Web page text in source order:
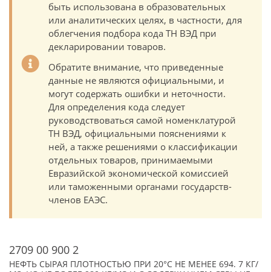
быть использована в образовательных
или аналитических целях, в частности, для
облегчения подбора кода ТН ВЭД при
декларировании товаров.
Обратите внимание, что приведенные
данные не являются официальными, и
могут содержать ошибки и неточности.
Для определения кода следует
руководствоваться самой номенклатурой
ТН ВЭД, официальными пояснениями к
ней, а также решениями о классификации
отдельных товаров, принимаемыми
Евразийской экономической комиссией
или таможенными органами государств-
членов ЕАЭС.
2709 00 900 2
НЕФТЬ СЫРАЯ ПЛОТНОСТЬЮ ПРИ 20°С НЕ МЕНЕЕ 694. 7 КГ/